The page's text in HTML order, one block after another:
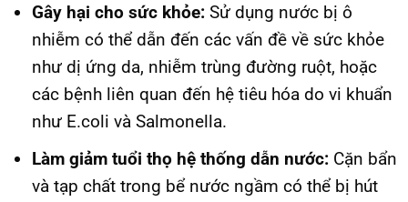
Gây hại cho sức khỏe: Sử dụng nước bị ô
nhiễm có thể dẫn đến các vấn đề về sức khỏe
như dị ứng da, nhiễm trùng đường ruột, hoặc
các bệnh liên quan đến hệ tiêu hóa do vi khuẩn
như E.coli và Salmonella.
Làm giảm tuổi thọ hệ thống dẫn nước: Cặn bẩn
và tạp chất trong bể nước ngầm có thể bị hút